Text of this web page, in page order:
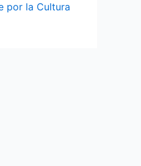
por la Cultura